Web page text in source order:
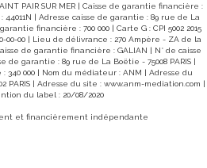
PAIR SUR MER | Caisse de garantie financière :
44011N | Adresse caisse de garantie : 89 rue de La
financière : 700 000 | Carte G : CPI 5002 2015
00-00 | Lieu de délivrance : 270 Ampère - ZA de la
de garantie financière : GALIAN | N° de caisse
de garantie : 89 rue de La Boëtie - 75008 PARIS |
000 | Nom du médiateur : ANM | Adresse du
PARIS | Adresse du site : www.anm-mediation.com |
du label : 20/08/2020
et financièrement indépendante